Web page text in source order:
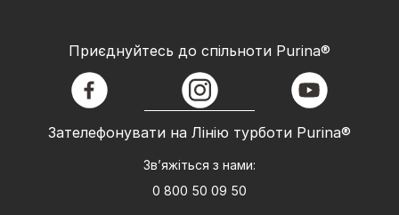
Зателефонувати на Лінію турботи Purina®
Зв’яжіться з нами:
0 800 50 09 50
Приєднуйтесь до спільноти Purina®
facebook instagram youtube